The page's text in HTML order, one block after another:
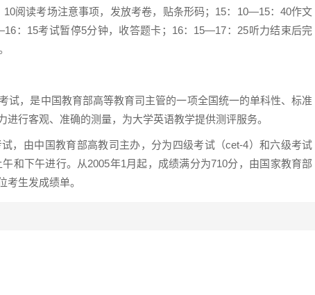
阅读考场注意事项，发放考卷，贴条形码；15：10—15：40作文
：15考试暂停5分钟，收答题卡；16：15—17：25听力结束后完
试，是中国教育部高等教育司主管的一项全国统一的单科性、标准
行客观、准确的测量，为大学英语教学提供测评服务。
，由中国教育部高教司主办，分为四级考试（cet-4）和六级考试
和下午进行。从2005年1月起，成绩满分为710分，由国家教育部
生发成绩单。